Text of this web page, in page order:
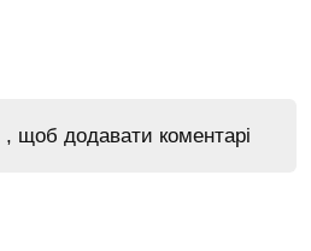
, щоб додавати коментарі